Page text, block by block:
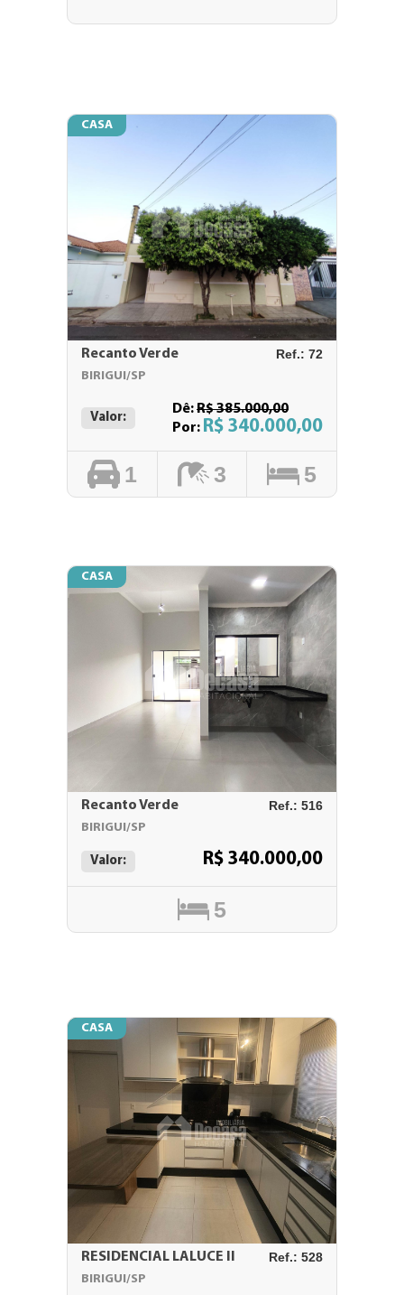
CASA
Recanto Verde Ref.: 72
BIRIGUI/SP
Valor:
Dê:R$ 385.000,00
Por: R$ 340.000,00
1 3 5
CASA
Recanto Verde Ref.: 516
BIRIGUI/SP
Valor: R$ 340.000,00
5
CASA
RESIDENCIAL LALUCE II Ref.: 528
BIRIGUI/SP